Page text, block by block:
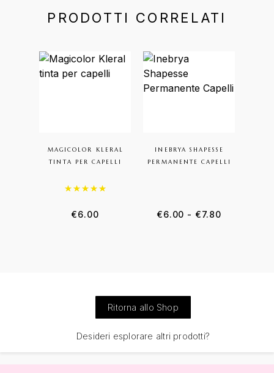
PRODOTTI CORRELATI
MAGICOLOR KLERAL
TINTA PER CAPELLI
Valutato
€6.00
INEBRYA SHAPESSE
PERMANENTE CAPELLI
€6.00 - €7.80
Ritorna allo Shop
Desideri esplorare altri prodotti?